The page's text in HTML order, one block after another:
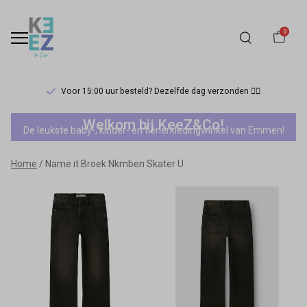
0
Voor 15:00 uur besteld? Dezelfde dag verzonden 🏃‍♀️
Name
it
Broek
Nkmben
Skater
Welkom bij KeeZ&Co!
De leukste baby-, kinder- en tienerkledingwinkel van Emmen!
Home Name it Broek Nkmben Skater U